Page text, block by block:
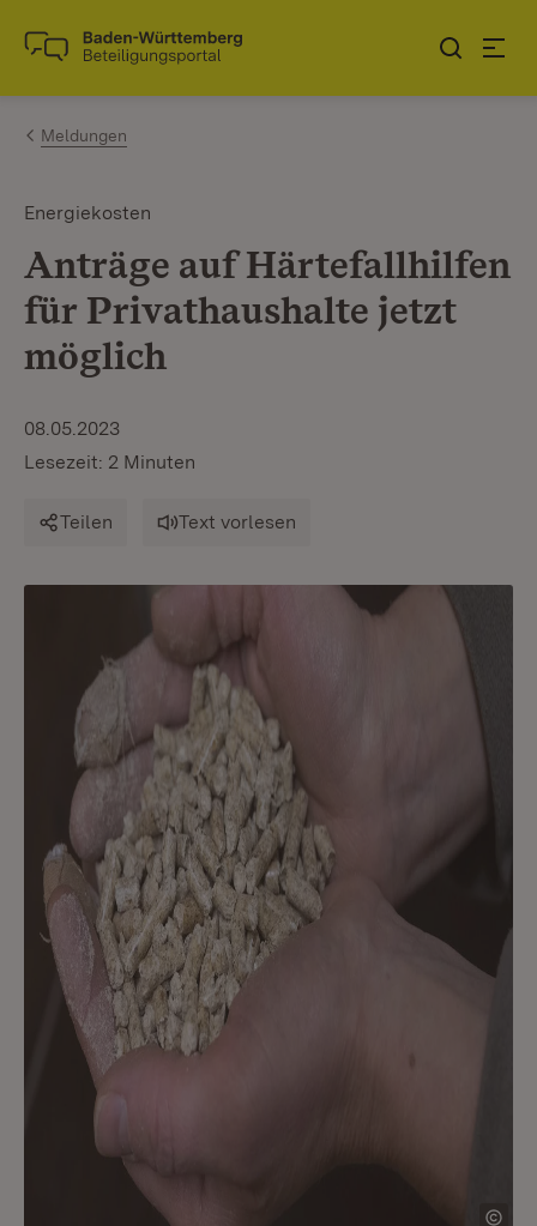
Zum Inhalt springen
Link zur Startseite
Meldungen
Energiekosten
Anträge auf Härtefallhilfen
für Privathaushalte jetzt
möglich
08.05.2023
Lesezeit: 2 Minuten
Teilen Text vorlesen